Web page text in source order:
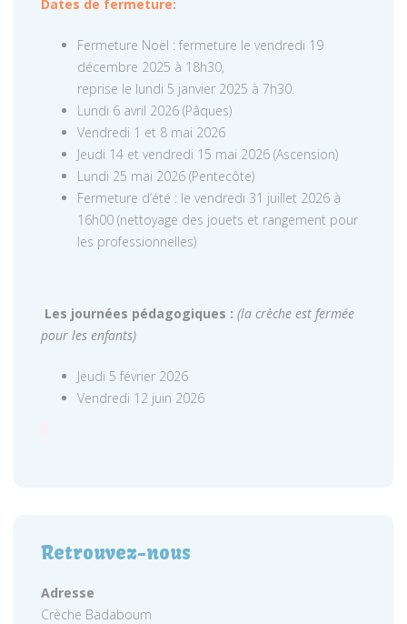
Dates de fermeture:
Fermeture Noël : fermeture le vendredi 19
décembre 2025 à 18h30,
reprise le lundi 5 janvier 2025 à 7h30.
Lundi 6 avril 2026 (Pâques)
Vendredi 1 et 8 mai 2026
Jeudi 14 et vendredi 15 mai 2026 (Ascension)
Lundi 25 mai 2026 (Pentecôte)
Fermeture d’été : le vendredi 31 juillet 2026 à
16h00 (nettoyage des jouets et rangement pour
les professionnelles)
Les journées pédagogiques : (la crèche est fermée
pour les enfants)
Jeudi 5 février 2026
Vendredi 12 juin 2026
Retrouvez-nous
Adresse
Crèche Badaboum